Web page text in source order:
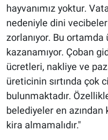
hayvanımız yoktur.
nedeniyle dini
zorlanıyor. Bu
kazanamıyor. Çoban
ücretleri, nakliye ve
üreticinin sırtında çok
bulunmaktadır.
belediyeler en azından
kira almamalıdır."